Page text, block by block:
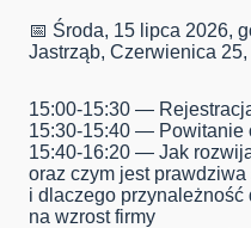
📅 Środa, 15 lipca 2026,
Jastrząb, Czerwienica
15:00-15:30 —
15:30-15:40 — Powitanie
15:40-16:20 — Jak
oraz czym jest
i dlaczego przynależność
na wzrost firmy